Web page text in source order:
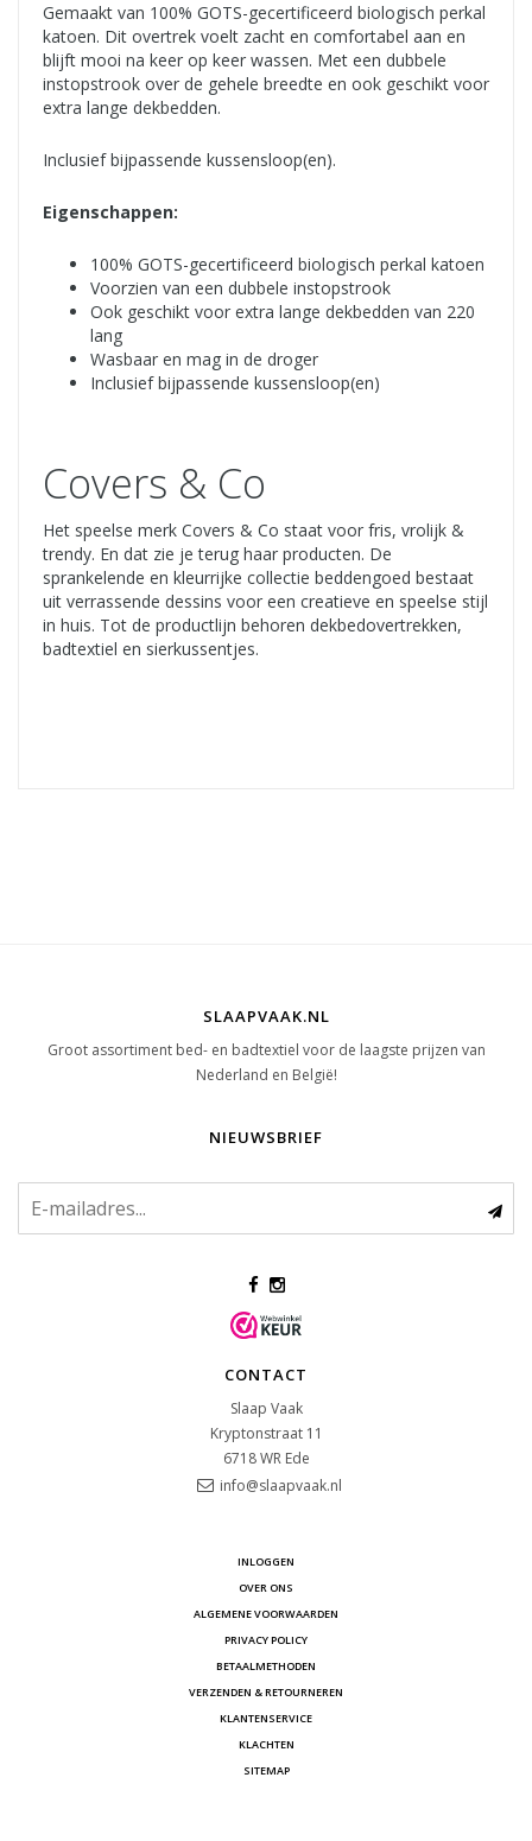
Gemaakt van 100% GOTS-gecertificeerd biologisch perkal
katoen. Dit overtrek voelt zacht en comfortabel aan en
blijft mooi na keer op keer wassen. Met een dubbele
instopstrook over de gehele breedte en ook geschikt voor
extra lange dekbedden.
Inclusief bijpassende kussensloop(en).
Eigenschappen:
100% GOTS-gecertificeerd biologisch perkal katoen
Voorzien van een dubbele instopstrook
Ook geschikt voor extra lange dekbedden van 220
lang
Wasbaar en mag in de droger
Inclusief bijpassende kussensloop(en)
Covers & Co
Het speelse merk Covers & Co staat voor fris, vrolijk &
trendy. En dat zie je terug haar producten. De
sprankelende en kleurrijke collectie beddengoed bestaat
uit verrassende dessins voor een creatieve en speelse stijl
in huis. Tot de productlijn behoren dekbedovertrekken,
badtextiel en sierkussentjes.
SLAAPVAAK.NL
Groot assortiment bed- en badtextiel voor de laagste prijzen van
Nederland en België!
NIEUWSBRIEF
CONTACT
Slaap Vaak
Kryptonstraat 11
6718 WR Ede
info@slaapvaak.nl
INLOGGEN
OVER ONS
ALGEMENE VOORWAARDEN
PRIVACY POLICY
BETAALMETHODEN
VERZENDEN & RETOURNEREN
KLANTENSERVICE
KLACHTEN
SITEMAP